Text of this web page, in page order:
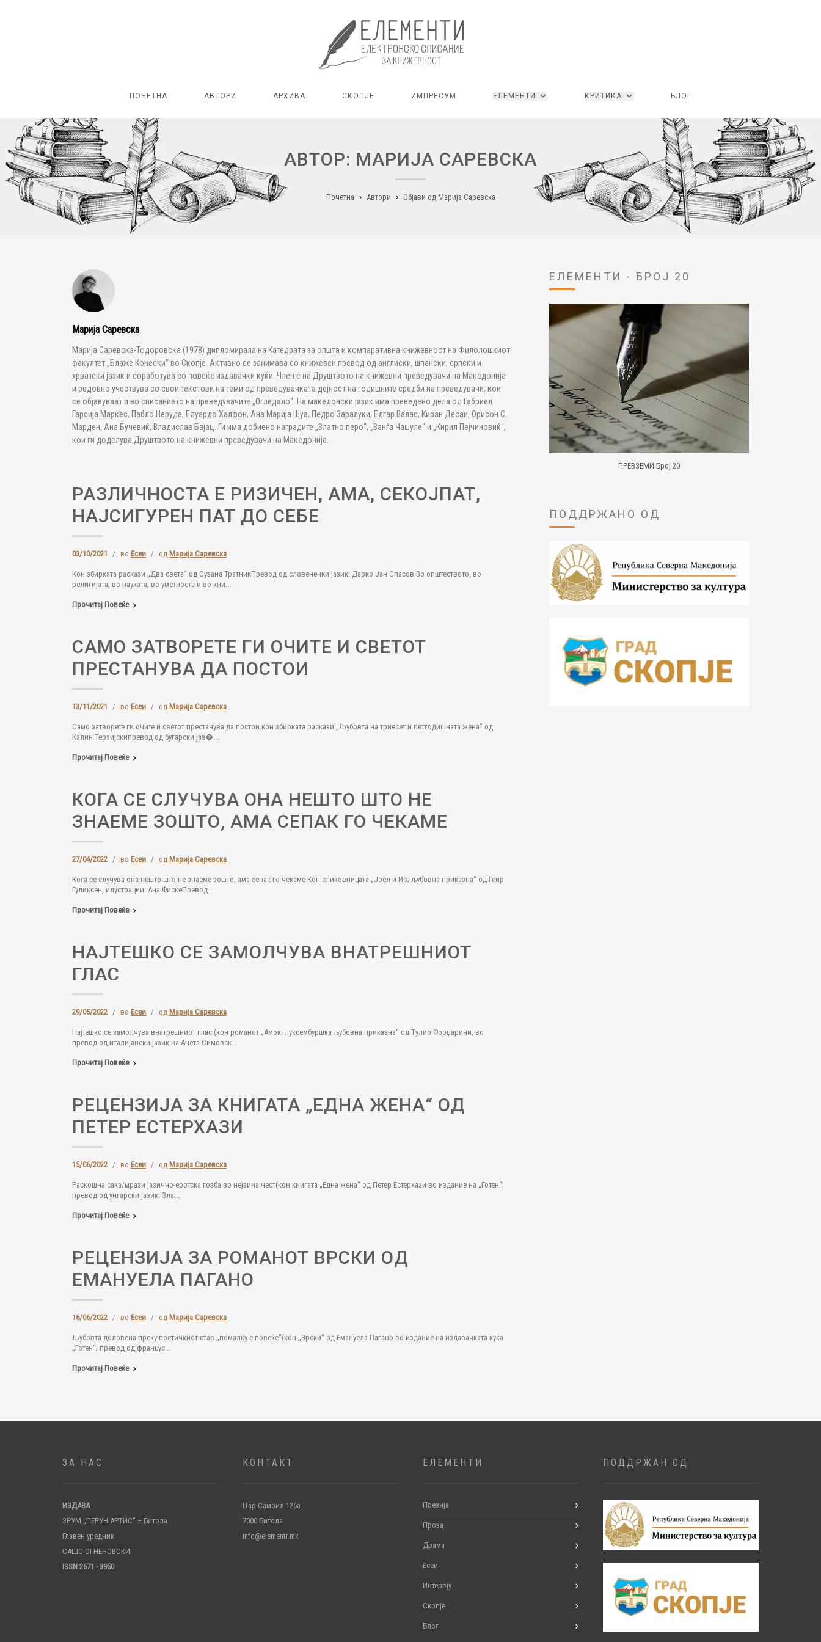
ПОЧЕТНА АВТОРИ АРХИВА СКОПЈЕ ИМПРЕСУМ ЕЛЕМЕНТИ КРИТИКА БЛОГ
АВТОР: МАРИЈА САРЕВСКА
Почетна Автори Објави од Марија Саревска
Марија Саревска
Марија Саревска-Тодоровска (1978) дипломирала на Катедрата за општа и компаративна книжевност на Филолошкиот
факултет „Блаже Конески“ во Скопје. Активно се занимава со книжевен превод од англиски, шпански, српски и
хрватски јазик и соработува со повеќе издавачки куќи. Член е на Друштвото на книжевни преведувачи на Македонија
и редовно учествува со свои текстови на теми од преведувачката дејност на годишните средби на преведувачи, кои
се објавуваат и во списанието на преведувачите „Огледало“. На македонски јазик има преведено дела од Габриел
Гарсија Маркес, Пабло Неруда, Едуардо Халфон, Ана Марија Шуа, Педро Заралуки, Едгар Валас, Киран Десаи, Орисон С.
Марден, Ана Бучевиќ, Владислав Бајац. Ги има добиено наградите „Златно перо“, „Ванѓа Чашуле“ и „Кирил Пејчиновиќ“,
кои ги доделува Друштвото на книжевни преведувачи на Македонија.
РАЗЛИЧНОСТА Е РИЗИЧЕН, АМА, СЕКОЈПАТ,
НАЈСИГУРЕН ПАТ ДО СЕБЕ
03/10/2021 / во Есеи / од Марија Саревска
Кон збирката раскази „Два света“ од Сузана ТратникПревод од словенечки јазик: Дарко Јан Спасов Во општеството, во
религијата, во науката, во уметноста и во кни...
Прочитај Повеќе
САМО ЗАТВОРЕТЕ ГИ ОЧИТЕ И СВЕТОТ
ПРЕСТАНУВА ДА ПОСТОИ
13/11/2021 / во Есеи / од Марија Саревска
Само затворете ги очите и светот престанува да постои кон збирката раскази „Љубовта на триесет и петгодишната жена“ од
Калин Терзијскипревод од бугарски јаз�...
Прочитај Повеќе
КОГА СЕ СЛУЧУВА ОНА НЕШТО ШТО НЕ
ЗНАЕМЕ ЗОШТО, АМА СЕПАК ГО ЧЕКАМЕ
27/04/2022 / во Есеи / од Марија Саревска
Кога се случува она нешто што не знаеме зошто, ама сепак го чекаме Кон сликовницата „Јоел и Ио; љубовна приказна“ од Геир
Гуликсен, илустрации: Ана ФискеПревод ...
Прочитај Повеќе
НАЈТЕШКО СЕ ЗАМОЛЧУВА ВНАТРЕШНИОТ
ГЛАС
29/05/2022 / во Есеи / од Марија Саревска
Најтешко се замолчува внатрешниот глас (кон романот „Амок; луксембуршка љубовна приказна“ од Тулио Форџарини, во
превод од италијански јазик на Анета Симовск...
Прочитај Повеќе
РЕЦЕНЗИЈА ЗА КНИГАТА „ЕДНА ЖЕНА“ ОД
ПЕТЕР ЕСТЕРХАЗИ
15/06/2022 / во Есеи / од Марија Саревска
Раскошна сака/мрази јазично-еротска гозба во нејзина чест(кон книгата „Една жена“ од Петер Естерхази во издание на „Готен“;
превод од унгарски јазик: Зла...
Прочитај Повеќе
РЕЦЕНЗИЈА ЗА РОМАНОТ ВРСКИ ОД
ЕМАНУЕЛА ПАГАНО
16/06/2022 / во Есеи / од Марија Саревска
Љубовта доловена преку поетичкиот став „помалку е повеќе“(кон „Врски“ од Емануела Пагано во издание на издавачката куќа
„Готен“; превод од францус...
Прочитај Повеќе
ЕЛЕМЕНТИ - БРОЈ 20
ПРЕВЗЕМИ Број 20
ПОДДРЖАНО ОД
ЗА НАС
ИЗДАВА
ЗРУМ „ПЕРУН АРТИС“ – Битола
Главен уредник
САШО ОГНЕНОВСКИ
ISSN 2671 - 3950
КОНТАКТ
Цар Самоил 126а
7000 Битола
info@elementi.mk
ЕЛЕМЕНТИ
Поезија
Проза
Драма
Есеи
Интервју
Скопје
Блог
ПОДДРЖАН ОД